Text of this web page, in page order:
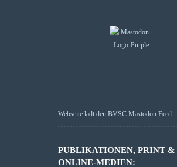
Webseite lädt den BVSC Mastodon Feed...
PUBLIKATIONEN, PRINT &
ONLINE-MEDIEN: